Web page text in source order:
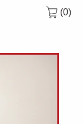
(0)